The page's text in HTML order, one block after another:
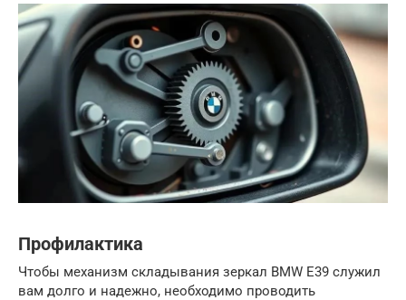
Профилактика
Чтобы механизм складывания зеркал BMW E39 служил
вам долго и надежно, необходимо проводить